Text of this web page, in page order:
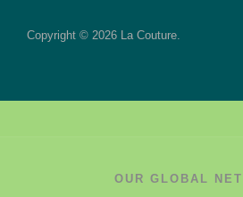
Copyright © 2026 La Couture.
OUR GLOBAL